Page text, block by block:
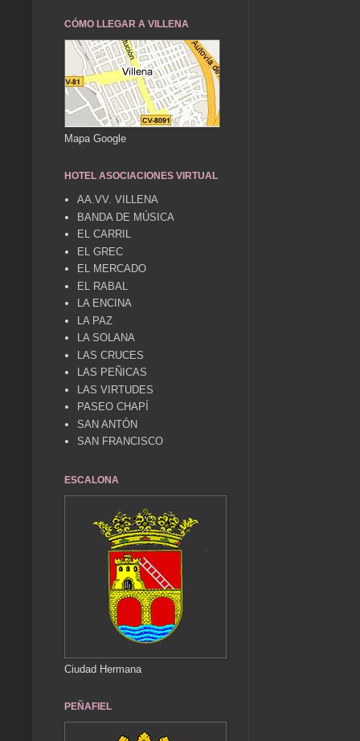
CÓMO LLEGAR A VILLENA
Mapa Google
HOTEL ASOCIACIONES VIRTUAL
AA.VV. VILLENA
BANDA DE MÚSICA
EL CARRIL
EL GREC
EL MERCADO
EL RABAL
LA ENCINA
LA PAZ
LA SOLANA
LAS CRUCES
LAS PEÑICAS
LAS VIRTUDES
PASEO CHAPÍ
SAN ANTÓN
SAN FRANCISCO
ESCALONA
Ciudad Hermana
PEÑAFIEL